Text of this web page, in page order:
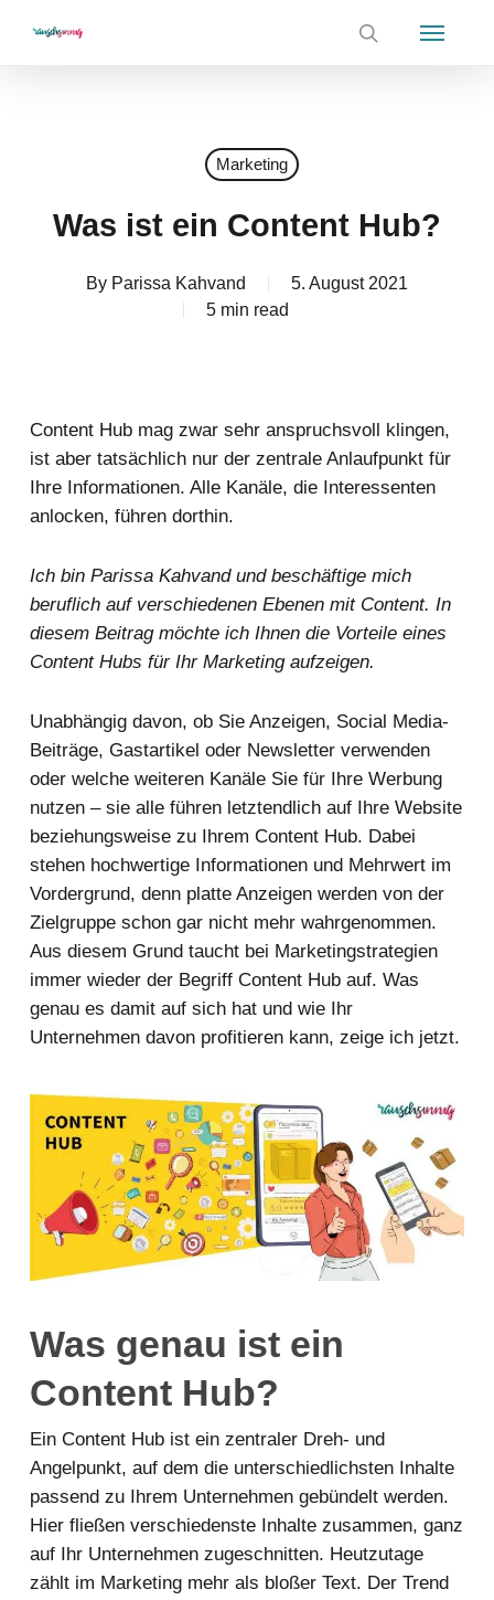
Marketing
Was ist ein Content Hub?
By Parissa Kahvand
5. August 2021
5 min read
Content Hub mag zwar sehr anspruchsvoll klingen,
ist aber tatsächlich nur der zentrale Anlaufpunkt für
Ihre Informationen. Alle Kanäle, die Interessenten
anlocken, führen dorthin.
Ich bin Parissa Kahvand und beschäftige mich
beruflich auf verschiedenen Ebenen mit Content. In
diesem Beitrag möchte ich Ihnen die Vorteile eines
Content Hubs für Ihr Marketing aufzeigen.
Unabhängig davon, ob Sie Anzeigen, Social Media-
Beiträge, Gastartikel oder Newsletter verwenden
oder welche weiteren Kanäle Sie für Ihre Werbung
nutzen – sie alle führen letztendlich auf Ihre Website
beziehungsweise zu Ihrem Content Hub. Dabei
stehen hochwertige Informationen und Mehrwert im
Vordergrund, denn platte Anzeigen werden von der
Zielgruppe schon gar nicht mehr wahrgenommen.
Aus diesem Grund taucht bei Marketingstrategien
immer wieder der Begriff Content Hub auf. Was
genau es damit auf sich hat und wie Ihr
Unternehmen davon profitieren kann, zeige ich jetzt.
Was genau ist ein
Content Hub?
Ein Content Hub ist ein zentraler Dreh- und
Angelpunkt, auf dem die unterschiedlichsten Inhalte
passend zu Ihrem Unternehmen gebündelt werden.
Hier fließen verschiedenste Inhalte zusammen, ganz
auf Ihr Unternehmen zugeschnitten. Heutzutage
zählt im Marketing mehr als bloßer Text. Der Trend